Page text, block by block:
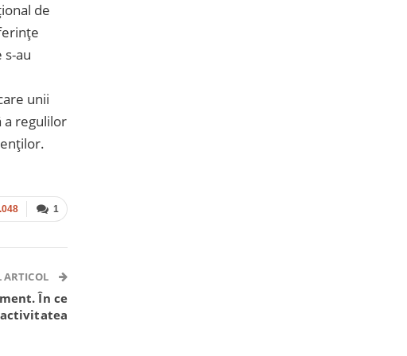
de
au
unii
a regulilor
1
ARTICOL
În ce